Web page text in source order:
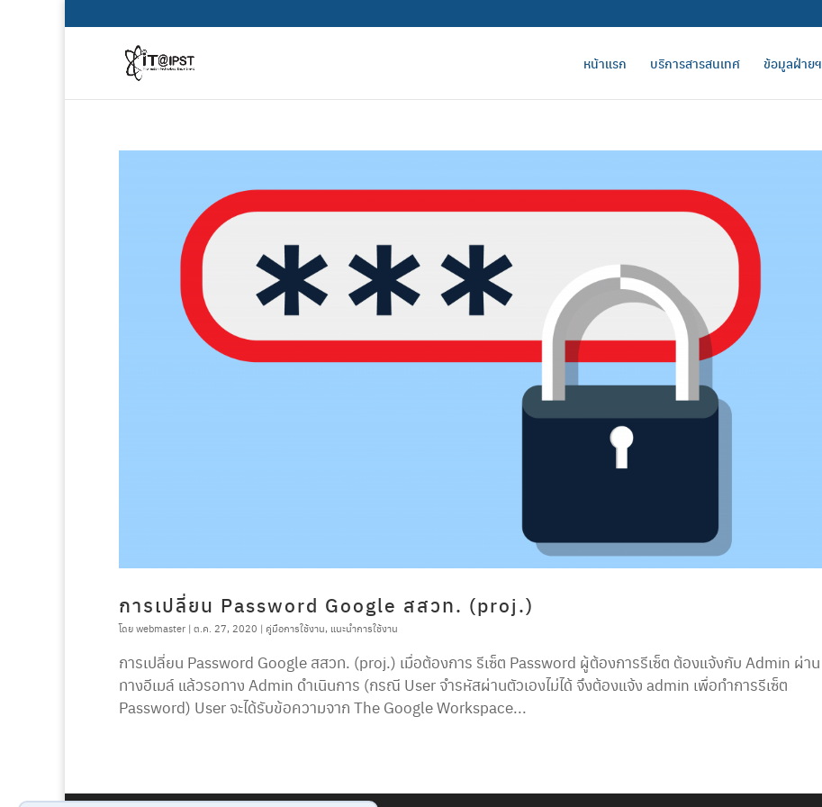
หน้าแรก บริการสารสนเทศ ข้อมูลฝ่ายฯ
การเปลี่ยน Password Google สสวท. (proj.)
โดย webmaster | ต.ค. 27, 2020 | คู่มือการใช้งาน, แนะนำการใช้งาน
การเปลี่ยน Password Google สสวท. (proj.) เมื่อต้องการ รีเซ็ต Password ผู้ต้องการรีเซ็ต ต้องแจ้งกับ Admin ผ่าน
ทางอีเมล์ แล้วรอทาง Admin ดำเนินการ (กรณี User จำรหัสผ่านตัวเองไม่ได้ จึงต้องแจ้ง admin เพื่อทำการรีเซ็ต
Password) User จะได้รับข้อความจาก The Google Workspace...